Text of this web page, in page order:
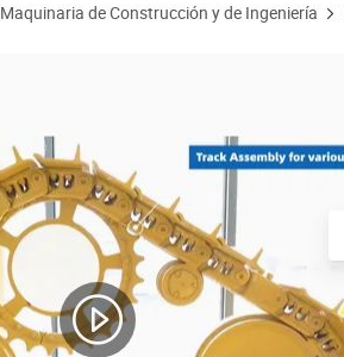
Maquinaria de Construcción y de Ingeniería